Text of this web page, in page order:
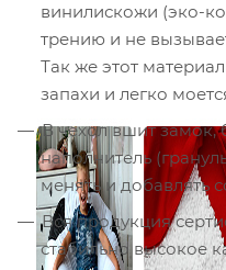
винилискожи (эко-
трению и не
Так же этот
запахи и легко
В чехол вшит замок,
наполнитель
менять и добавлять
Вся продукция
стабильно высокое